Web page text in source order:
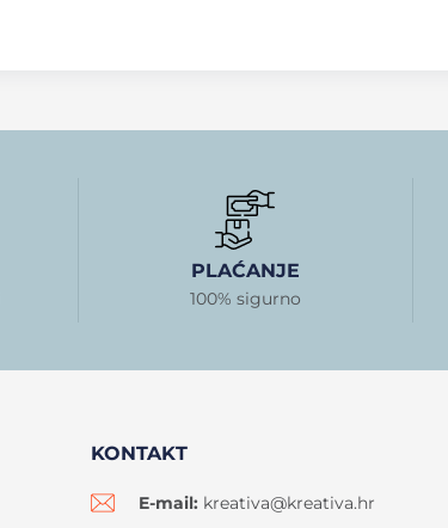
PLAĆANJE
100% sigurno
KONTAKT
E-mail: kreativa@kreativa.hr